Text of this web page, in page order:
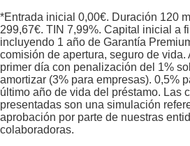
*Entrada inicial 0,00€. Duración 120
299,67€. TIN 7,99%. Capital inicial a
incluyendo 1 año de Garantía
comisión de apertura, seguro de vida.
primer día con penalización del 1%
amortizar (3% para empresas). 0,5%
último año de vida del préstamo. Las
presentadas son una simulación
aprobación por parte de nuestras
colaboradoras.